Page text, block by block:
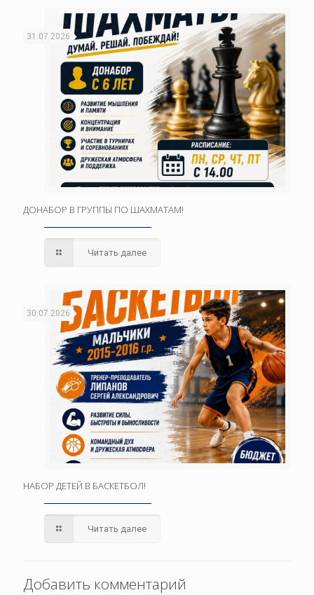
31.07.2026
ДОНАБОР В ГРУППЫ ПО ШАХМАТАМ!
Читать далее
30.07.2026
НАБОР ДЕТЕЙ В БАСКЕТБОЛ!
Читать далее
Добавить комментарий